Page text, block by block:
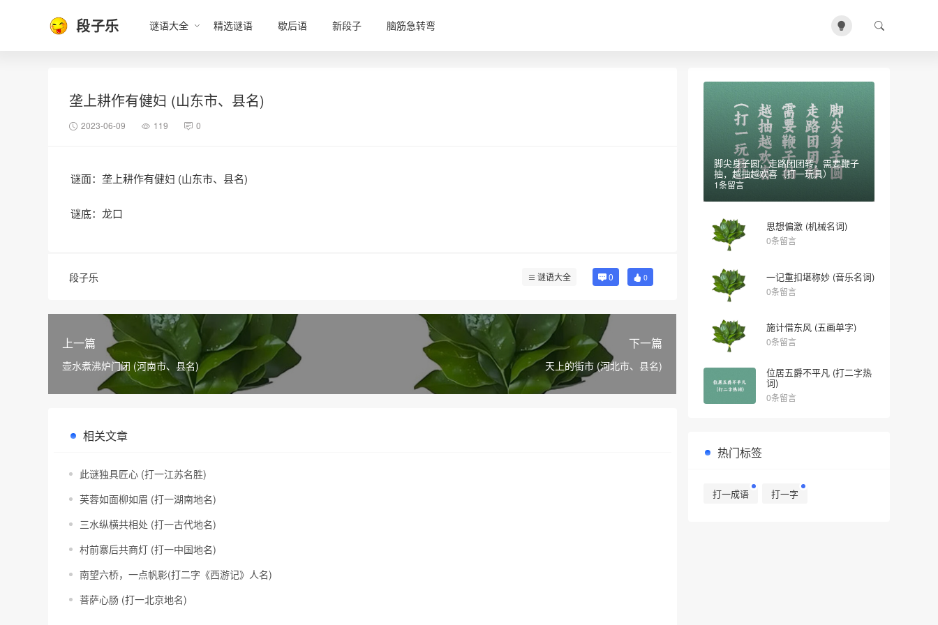
段子乐 谜语大全 精选谜语 歇后语 新段子 脑筋急转弯
垄上耕作有健妇 (山东市、县名)
2023-06-09 119 0
谜面：垄上耕作有健妇 (山东市、县名)
谜底：龙口
段子乐 谜语大全 0 0
上一篇
壶水煮沸炉门闭 (河南市、县名)
下一篇
天上的街市 (河北市、县名)
相关文章
此谜独具匠心 (打一江苏名胜)
芙蓉如面柳如眉 (打一湖南地名)
三水纵横共相处 (打一古代地名)
村前寨后共商灯 (打一中国地名)
南望六桥，一点帆影(打二字《西游记》人名)
菩萨心肠 (打一北京地名)
脚尖身子圆，走路团团转，需要鞭子
抽，越抽越欢喜（打一玩具）
1条留言
思想偏激 (机械名词)
0条留言
一记重扣堪称妙 (音乐名词)
0条留言
施计借东风 (五画单字)
0条留言
位居五爵不平凡 (打二字热
词)
0条留言
热门标签
打一成语 打一字